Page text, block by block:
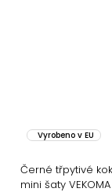
Vyrobeno v EU
Černé třpytivé
mini šaty VEKOMA